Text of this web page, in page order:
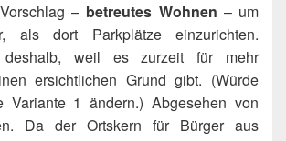
– betreutes Wohnen – um
als dort Parkplätze einzurichten.
deshalb, weil es zurzeit für mehr
ersichtlichen Grund gibt. (Würde
Variante 1 ändern.) Abgesehen von
Da der Ortskern für Bürger aus